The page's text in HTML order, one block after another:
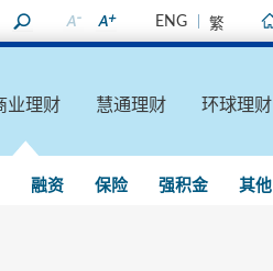
ENG 繁
业理财 慧通理财 环球理财
融资 保险 强积金 其他